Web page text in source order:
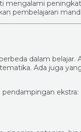
mengalami
pembelajaran
dalam belajar.
Ada juga
ekstra: